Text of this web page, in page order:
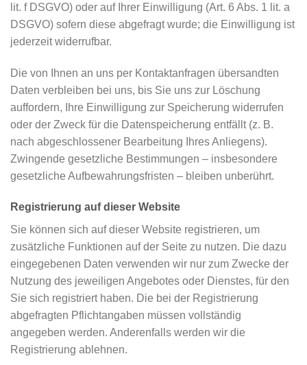
lit. f DSGVO) oder auf Ihrer Einwilligung (Art. 6 Abs. 1 lit. a
DSGVO) sofern diese abgefragt wurde; die Einwilligung ist
jederzeit widerrufbar.
Die von Ihnen an uns per Kontaktanfragen übersandten
Daten verbleiben bei uns, bis Sie uns zur Löschung
auffordern, Ihre Einwilligung zur Speicherung widerrufen
oder der Zweck für die Datenspeicherung entfällt (z. B.
nach abgeschlossener Bearbeitung Ihres Anliegens).
Zwingende gesetzliche Bestimmungen – insbesondere
gesetzliche Aufbewahrungsfristen – bleiben unberührt.
Registrierung auf dieser Website
Sie können sich auf dieser Website registrieren, um
zusätzliche Funktionen auf der Seite zu nutzen. Die dazu
eingegebenen Daten verwenden wir nur zum Zwecke der
Nutzung des jeweiligen Angebotes oder Dienstes, für den
Sie sich registriert haben. Die bei der Registrierung
abgefragten Pflichtangaben müssen vollständig
angegeben werden. Anderenfalls werden wir die
Registrierung ablehnen.